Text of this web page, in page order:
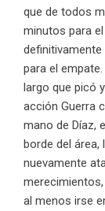
que de todos
minutos para
para el
largo que picó
acción Guerra
mano de Díaz,
borde del área,
nuevamente
al menos irse